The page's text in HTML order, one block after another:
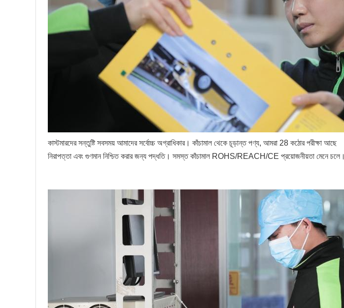
কাস্টমারদের সন্তুষ্টি সবসময় আমাদের সর্বোচ্চ অগ্রাধিকার। কাঁচামাল থেকে চূড়ান্ত পণ্য, আমরা 28 কঠোর পরীক্ষা আছে
নিরাপত্তা এবং গুণমান নিশ্চিত করার জন্য পদ্ধতি। সমস্ত কাঁচামাল ROHS/REACH/CE প্রয়োজনীয়তা মেনে চলে।